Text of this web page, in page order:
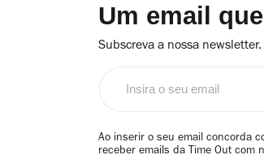
Um email
Subscreva a nossa
email
Ao inserir o seu email concorda
receber emails da Time Out com